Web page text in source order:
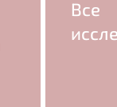
Все